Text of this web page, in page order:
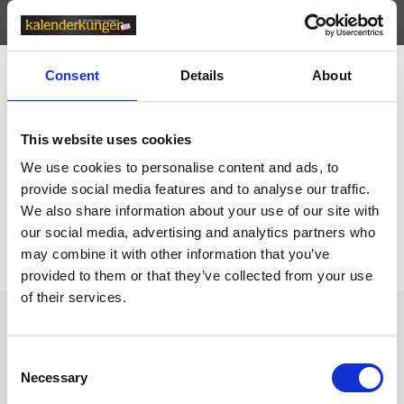
Consent Details About
This website uses cookies
We use cookies to personalise content and ads, to
provide social media features and to analyse our traffic.
We also share information about your use of our site with
our social media, advertising and analytics partners who
may combine it with other information that you’ve
provided to them or that they’ve collected from your use
of their services.
Selection
Necessary
Egenskaper
Relaterade kategorier
Moleskine
Moleskine /Moleskine+
Prishistorik
Lägsta pris senaste 30 dagarna är 299 kr (2026-08-10)
Andra tittade även på